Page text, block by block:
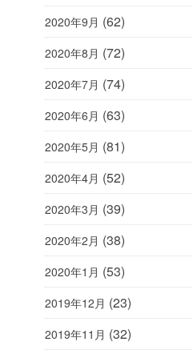
2020年9月 (62)
2020年8月 (72)
2020年7月 (74)
2020年6月 (63)
2020年5月 (81)
2020年4月 (52)
2020年3月 (39)
2020年2月 (38)
2020年1月 (53)
2019年12月 (23)
2019年11月 (32)